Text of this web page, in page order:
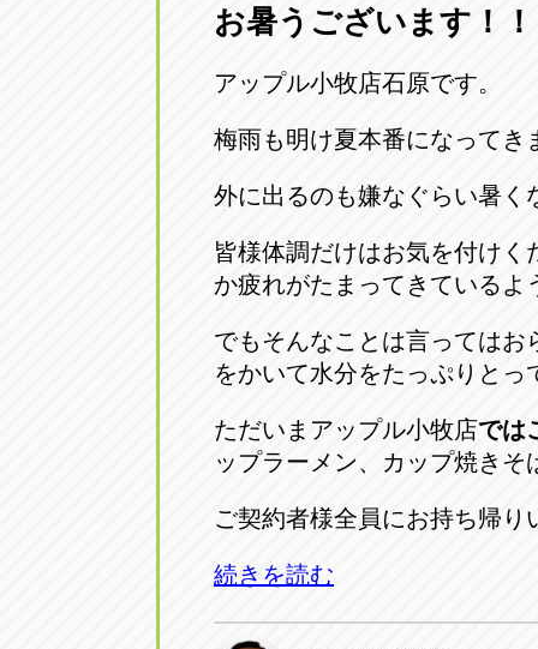
0586-28-
アップル
0568-85-
アップル
0568-25-
アップル
0566-43-
アップル
愛知県一宮市朝日3-4-12
アップル春日井店
愛知県春日井市八田町2-1-16
アップル名岐バイパス春日店
愛知県北名古屋市中之郷八反
アップル碧南店
愛知県碧南市立山町4-32-1
アップル常滑店
アップル小牧店
お暑うございます！！
アップル小牧店石原です。
梅雨も明け夏本番になってき
外に出るのも嫌なぐらい暑く
皆様体調だけはお気を付け
か疲れがたまってきているよ
でもそんなことは言ってはお
をかいて水分をたっぷりとっ
ただいまアップル小牧店では
ップラーメン、カップ焼きそ
ご契約者様全員にお持ち帰り
続きを読む